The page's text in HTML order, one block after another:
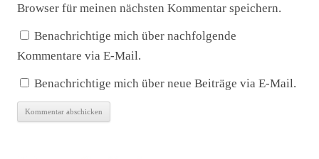
Browser für meinen nächsten Kommentar speichern.
Benachrichtige mich über nachfolgende
Kommentare via E-Mail.
Benachrichtige mich über neue Beiträge via E-Mail.